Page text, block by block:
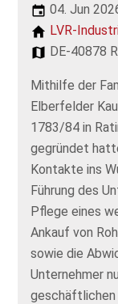
04. Jun
LVR-
DE-40878
Mithilfe der
Elberfelder
1783/84 in
gegründet
Kontakte ins
Führung des
Pflege eines
Ankauf von
sowie die
Unternehmer
geschäftlichen